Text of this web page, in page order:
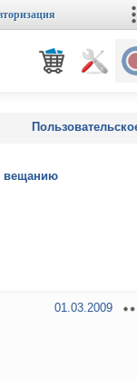
вещанию
01.03.2009